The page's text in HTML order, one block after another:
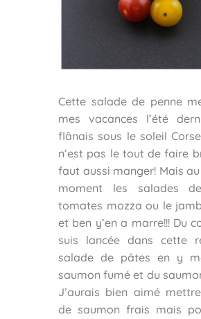
Cette salade de penne
mes vacances l’été
flânais sous le soleil
n’est pas le tout de faire
faut aussi manger! Mais au
moment les salades
tomates mozza ou le
et ben y’en a marre!!! Du
suis lancée dans cette
salade de pâtes en y
saumon fumé et du
J’aurais bien aimé
de saumon frais mais